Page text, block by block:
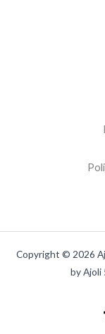
Copyright © 2026
by Ajoli